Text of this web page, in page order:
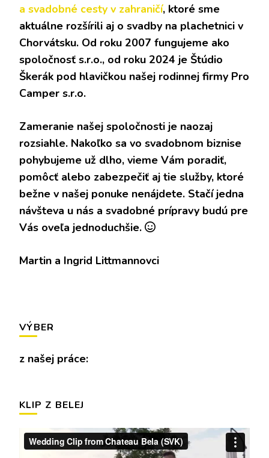
a svadobné cesty v zahraničí, ktoré sme
aktuálne rozšírili aj o svadby na plachetnici v
Chorvátsku. Od roku 2007 fungujeme ako
spoločnosť s.r.o., od roku 2024 je Štúdio
Škerák pod hlavičkou našej rodinnej firmy Pro
Camper s.r.o.
Zameranie našej spoločnosti je naozaj
rozsiahle. Nakoľko sa vo svadobnom biznise
pohybujeme už dlho, vieme Vám poradiť,
pomôcť alebo zabezpečiť aj tie služby, ktoré
bežne v našej ponuke nenájdete. Stačí jedna
návšteva u nás a svadobné prípravy budú pre
Vás oveľa jednoduchšie.
Martin a Ingrid Littmannovci
VÝBER
z našej práce:
KLIP Z BELEJ
Video
prehrávač